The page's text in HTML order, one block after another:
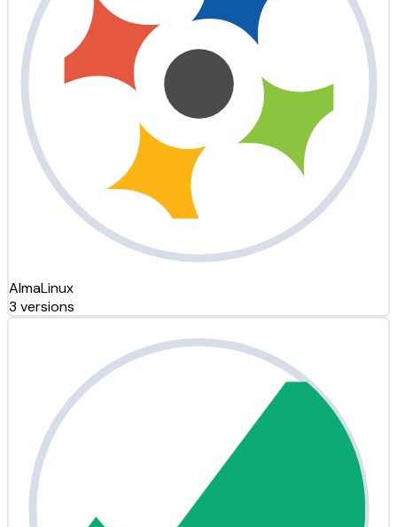
AlmaLinux
3 versions